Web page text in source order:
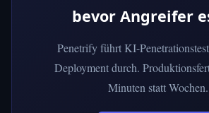
bevor Angreifer
Penetrify führt KI-
Deployment durch.
Minuten statt Wochen.